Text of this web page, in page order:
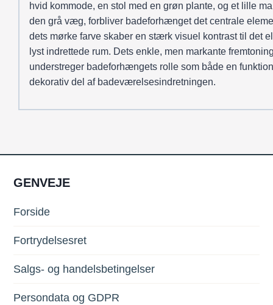
hvid kommode, en stol med en grøn plante, og et lille
den grå væg, forbliver badeforhænget det centrale
dets mørke farve skaber en stærk visuel kontrast til det
lyst indrettede rum. Dets enkle, men markante
understreger badeforhængets rolle som både en
dekorativ del af badeværelsesindretningen.
GENVEJE
Forside
Fortrydelsesret
Salgs- og handelsbetingelser
Persondata og GDPR